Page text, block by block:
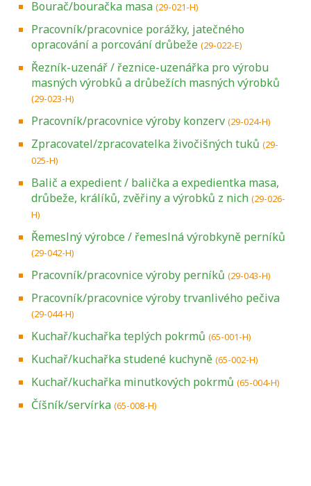
Bourač/bouračka masa (29-021-H)
Pracovník/pracovnice porážky, jatečného
opracování a porcování drůbeže (29-022-E)
Řezník-uzenář / řeznice-uzenářka pro výrobu
masných výrobků a drůbežích masných výrobků
(29-023-H)
Pracovník/pracovnice výroby konzerv (29-024-H)
Zpracovatel/zpracovatelka živočišných tuků (29-
025-H)
Balič a expedient / balička a expedientka masa,
drůbeže, králíků, zvěřiny a výrobků z nich (29-026-
H)
Řemeslný výrobce / řemeslná výrobkyně perníků
(29-042-H)
Pracovník/pracovnice výroby perníků (29-043-H)
Pracovník/pracovnice výroby trvanlivého pečiva
(29-044-H)
Kuchař/kuchařka teplých pokrmů (65-001-H)
Kuchař/kuchařka studené kuchyně (65-002-H)
Kuchař/kuchařka minutkových pokrmů (65-004-H)
Číšník/servírka (65-008-H)
Projděte si seznam profesních kvalifikací.